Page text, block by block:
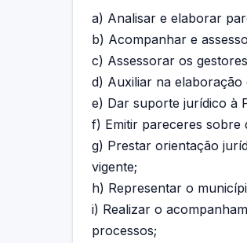
a) Analisar e elaborar
b) Acompanhar e
c) Assessorar os
d) Auxiliar na
e) Dar suporte jurídico à
f) Emitir pareceres sobre
g) Prestar orientação
vigente;
h) Representar o
i) Realizar o
processos;